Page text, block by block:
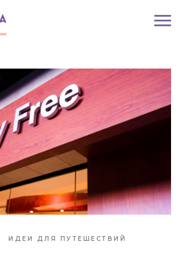
ИДЕИ ДЛЯ ПУТЕШЕСТВИЙ